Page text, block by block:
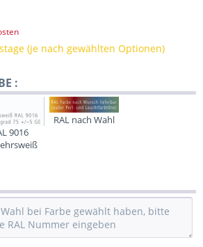
(je nach gewählten Optionen)
:
9016
RAL nach Wahl